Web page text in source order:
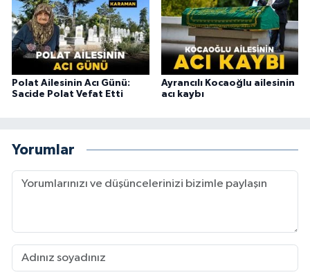
Polat Ailesinin Acı Günü:
Sacide Polat Vefat Etti
Ayrancılı Kocaoğlu ailesinin
acı kaybı
Yorumlar